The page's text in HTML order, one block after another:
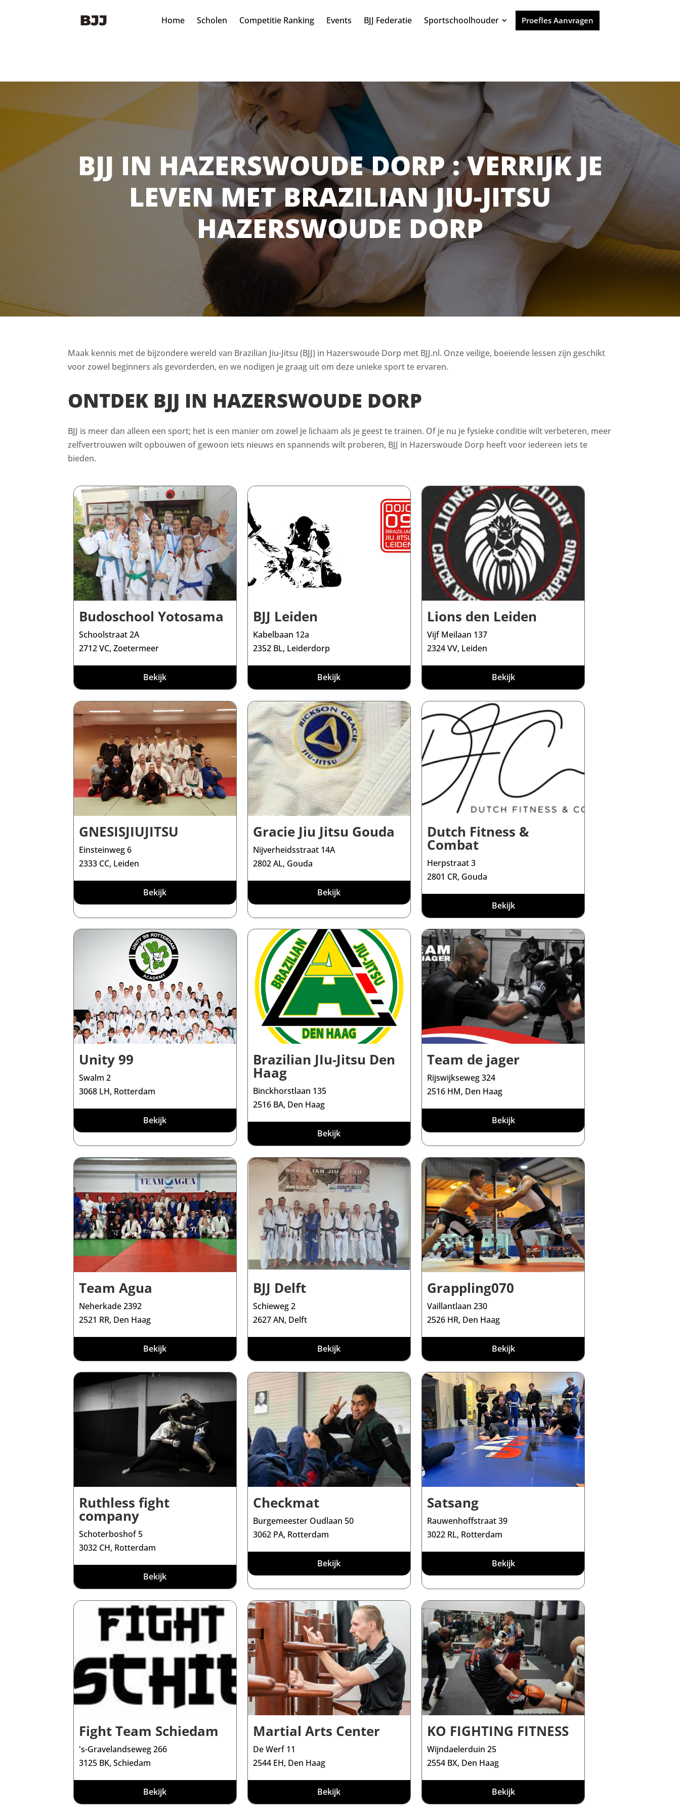
Home Scholen Competitie Ranking Events BJJ Federatie Sportschoolhouder Proefles Aanvragen
BJJ IN HAZERSWOUDE DORP : VERRIJK JE
LEVEN MET BRAZILIAN JIU-JITSU
HAZERSWOUDE DORP
Maak kennis met de bijzondere wereld van Brazilian Jiu-Jitsu (BJJ) in Hazerswoude Dorp met BJJ.nl. Onze veilige, boeiende lessen zijn geschikt
voor zowel beginners als gevorderden, en we nodigen je graag uit om deze unieke sport te ervaren.
ONTDEK BJJ IN HAZERSWOUDE DORP
BJJ is meer dan alleen een sport; het is een manier om zowel je lichaam als je geest te trainen. Of je nu je fysieke conditie wilt verbeteren, meer
zelfvertrouwen wilt opbouwen of gewoon iets nieuws en spannends wilt proberen, BJJ in Hazerswoude Dorp heeft voor iedereen iets te
bieden.
Budoschool Yotosama
Schoolstraat 2A
2712 VC, Zoetermeer
Bekijk
BJJ Leiden
Kabelbaan 12a
2352 BL, Leiderdorp
Bekijk
Lions den Leiden
Vijf Meilaan 137
2324 VV, Leiden
Bekijk
GNESISJIUJITSU
Einsteinweg 6
2333 CC, Leiden
Bekijk
Gracie Jiu Jitsu Gouda
Nijverheidsstraat 14A
2802 AL, Gouda
Bekijk
Dutch Fitness &
Combat
Herpstraat 3
2801 CR, Gouda
Bekijk
Unity 99
Swalm 2
3068 LH, Rotterdam
Bekijk
Brazilian JIu-Jitsu Den
Haag
Binckhorstlaan 135
2516 BA, Den Haag
Bekijk
Team de jager
Rijswijkseweg 324
2516 HM, Den Haag
Bekijk
Team Agua
Neherkade 2392
2521 RR, Den Haag
Bekijk
BJJ Delft
Schieweg 2
2627 AN, Delft
Bekijk
Grappling070
Vaillantlaan 230
2526 HR, Den Haag
Bekijk
Ruthless fight
company
Schoterboshof 5
3032 CH, Rotterdam
Bekijk
Checkmat
Burgemeester Oudlaan 50
3062 PA, Rotterdam
Bekijk
Satsang
Rauwenhoffstraat 39
3022 RL, Rotterdam
Bekijk
Fight Team Schiedam
's-Gravelandseweg 266
3125 BK, Schiedam
Bekijk
Martial Arts Center
De Werf 11
2544 EH, Den Haag
Bekijk
KO FIGHTING FITNESS
Wijndaelerduin 25
2554 BX, Den Haag
Bekijk